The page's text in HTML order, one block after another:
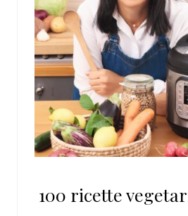
100 ricette